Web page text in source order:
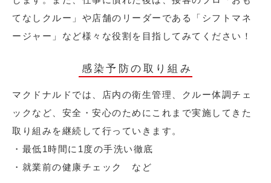
てなしクルー」や店舗のリーダーである「シフトマネ
ージャー」など様々な役割を目指してみてください！
感染予防の取り組み
マクドナルドでは、店内の衛生管理、クルー体調チェ
ックなど、安全・安心のためにこれまで実施してきた
取り組みを継続して行っていきます。
・最低1時間に1度の手洗い徹底
・就業前の健康チェック など